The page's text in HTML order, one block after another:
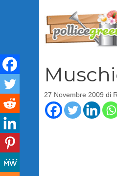
27 Novembre 2009 di